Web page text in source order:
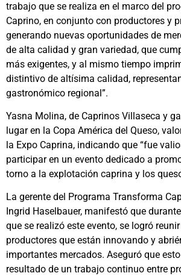
trabajo que se realiza en el marco del
Caprino, en conjunto con productores y
generando nuevas oportunidades de
de alta calidad y gran variedad, que
más exigentes, y al mismo tiempo
distintivo de altísima calidad,
gastronómico regional”.
Yasna Molina, de Caprinos Villaseca y
lugar en la Copa América del Queso,
la Expo Caprina, indicando que “fue
participar en un evento dedicado a
torno a la explotación caprina y los
La gerente del Programa Transforma
Ingrid Haselbauer, manifestó que
que se realizó este evento, se logró
productores que están innovando y
importantes mercados. Aseguró que
resultado de un trabajo continuo entre